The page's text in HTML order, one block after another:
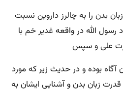
بدن را به چالرز داروین نسبت
رسول الله در واقعه غدیر خم با
علی و سپس
بوده و در حدیث زیر که مورد
زبان بدن و آشنایی ایشان به